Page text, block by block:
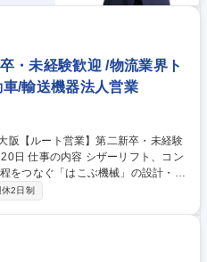
・未経験歓迎 /物流業界ト
/輸送機器法人営業
ト、コン
をつなぐ「はこぶ機械」の設計・開
中心とした自社製品の営業をお任せ
案・見積もり・受注(3)社内の設計・
品 ★担当するお客様：既存のお客様
2日制